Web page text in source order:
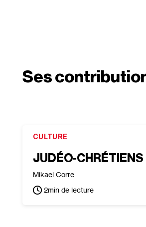
Ses
CULTURE
JUDÉO‐​CHRÉTIENS
Mikael Corre
2min de lecture